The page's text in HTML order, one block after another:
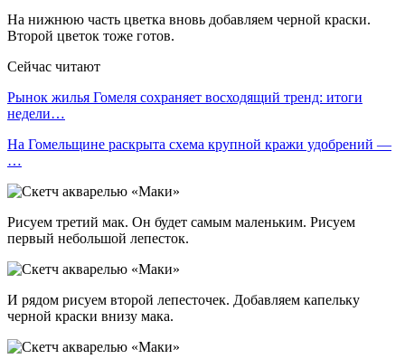
На нижнюю часть цветка вновь добавляем черной краски.
Второй цветок тоже готов.
Сейчас читают
Рынок жилья Гомеля сохраняет восходящий тренд: итоги
недели…
На Гомельщине раскрыта схема крупной кражи удобрений —
…
Рисуем третий мак. Он будет самым маленьким. Рисуем
первый небольшой лепесток.
И рядом рисуем второй лепесточек. Добавляем капельку
черной краски внизу мака.